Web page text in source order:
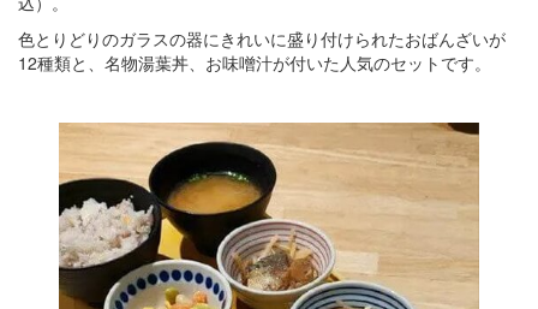
色とりどりのガラスの器にきれいに盛り付けられたおばんざいが
12種類と、名物湯葉丼、お味噌汁が付いた人気のセットです。